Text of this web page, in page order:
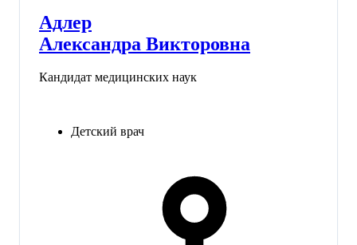
Адлер
Александра Викторовна
Кандидат медицинских наук
Детский врач